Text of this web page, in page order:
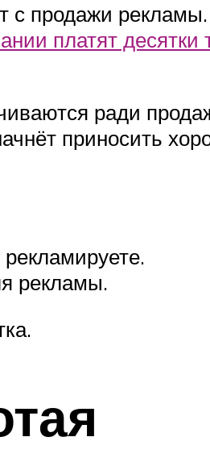
с продажи
платят десятки
ради
приносить
рекламы.